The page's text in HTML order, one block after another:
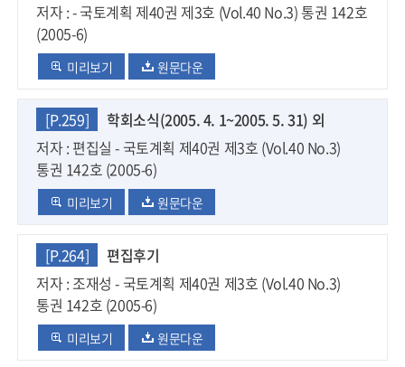
저자 : - 국토계획 제40권 제3호 (Vol.40 No.3) 통권 142호
(2005-6)
미리보기 원문다운
[P.259]
학회소식(2005. 4. 1~2005. 5. 31) 외
저자 : 편집실 - 국토계획 제40권 제3호 (Vol.40 No.3)
통권 142호 (2005-6)
미리보기 원문다운
[P.264]
편집후기
저자 : 조재성 - 국토계획 제40권 제3호 (Vol.40 No.3)
통권 142호 (2005-6)
미리보기 원문다운